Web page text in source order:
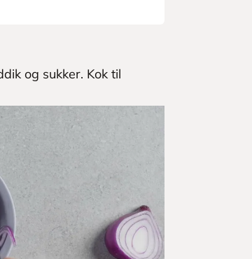
og sukker. Kok til